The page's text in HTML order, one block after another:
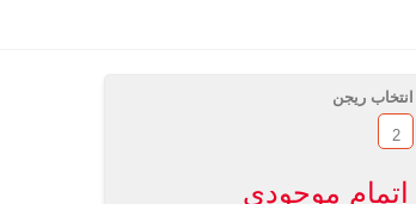
انتخاب ریجن
2
اتمام موجودی